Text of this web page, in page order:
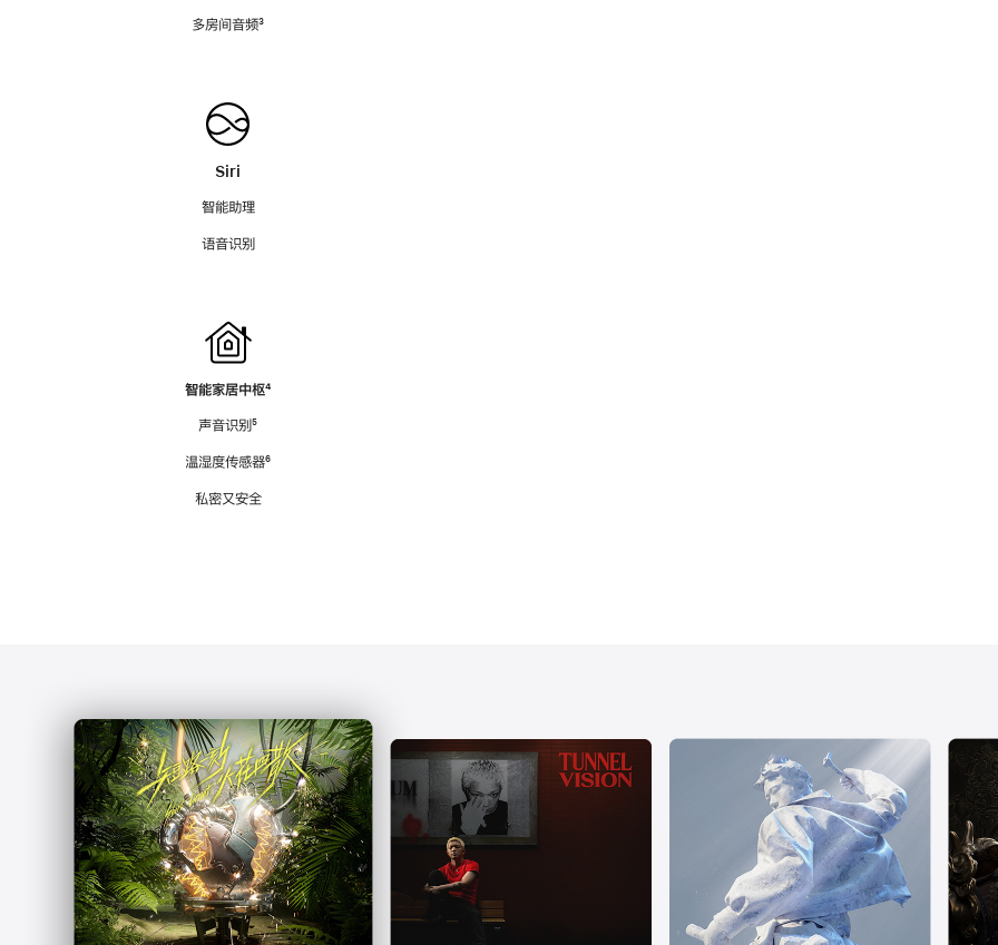
多房间音频脚
³
Siri
智能助理
语音识别
智能家居中枢脚
⁴
声音识别脚
⁵
温湿度传感器脚
⁶
私密又安全